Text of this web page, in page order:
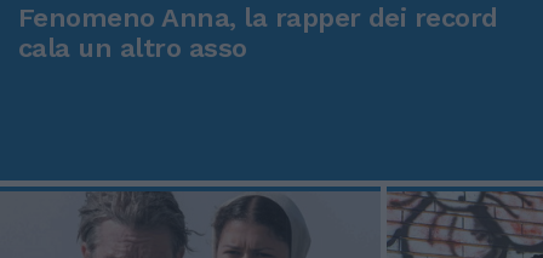
Fenomeno Anna, la rapper dei record
cala un altro asso